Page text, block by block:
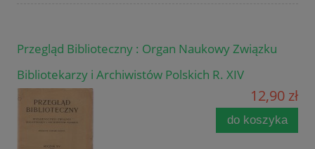
Przegląd Biblioteczny : Organ Naukowy Związku
Bibliotekarzy i Archiwistów Polskich R. XIV
12,90 zł
do koszyka